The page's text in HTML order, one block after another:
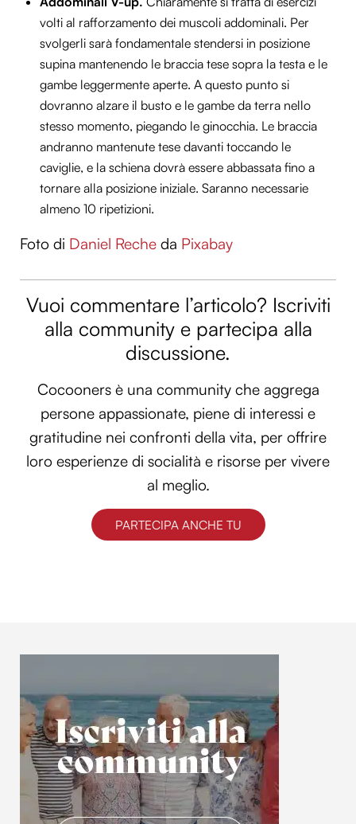
Utilizziamo i cookie per personalizzare contenuti ed
annunci, per fornire funzionalità dei social media e per
analizzare il nostro traffico. Condividiamo inoltre
informazioni sul modo in cui utilizzi il nostro sito con i
nostri partner che si occupano di analisi dei dati web,
pubblicità e social media, i quali potrebbero combinarle
con altre informazioni che hai fornito loro o che hanno
raccolto dal tuo utilizzo dei loro servizi.
volti al rafforzamento dei muscoli addominali. Per
svolgerli sarà fondamentale stendersi in posizione
supina mantenendo le braccia tese sopra la testa e le
gambe leggermente aperte. A questo punto si
dovranno alzare il busto e le gambe da terra nello
stesso momento, piegando le ginocchia. Le braccia
andranno mantenute tese davanti toccando le
caviglie, e la schiena dovrà essere abbassata fino a
tornare alla posizione iniziale. Saranno necessarie
almeno 10 ripetizioni.
Foto di Daniel Reche da Pixabay
Vuoi commentare l’articolo? Iscriviti
alla community e partecipa alla
discussione.
Cocooners è una community che aggrega
persone appassionate, piene di interessi e
gratitudine nei confronti della vita, per offrire
loro esperienze di socialità e risorse per vivere
al meglio.
PARTECIPA ANCHE TU